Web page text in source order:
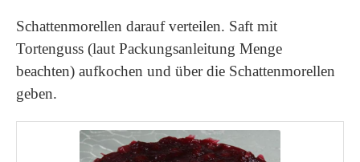
Schattenmorellen darauf verteilen. Saft mit
Tortenguss (laut Packungsanleitung Menge
beachten) aufkochen und über die Schattenmorellen
geben.